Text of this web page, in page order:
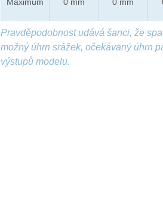
Pravděpodobnost udává šanci, že
možný úhrn srážek, očekávaný úhrn
výstupů modelu.